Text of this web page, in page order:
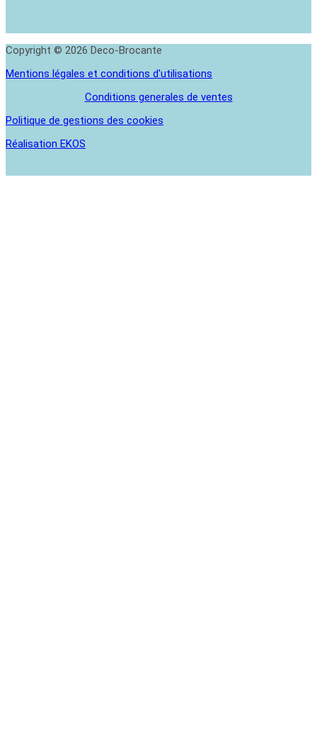
Copyright © 2026 Deco-Brocante
Mentions légales et conditions d'utilisations
Conditions generales de ventes
Politique de gestions des cookies
Réalisation EKOS